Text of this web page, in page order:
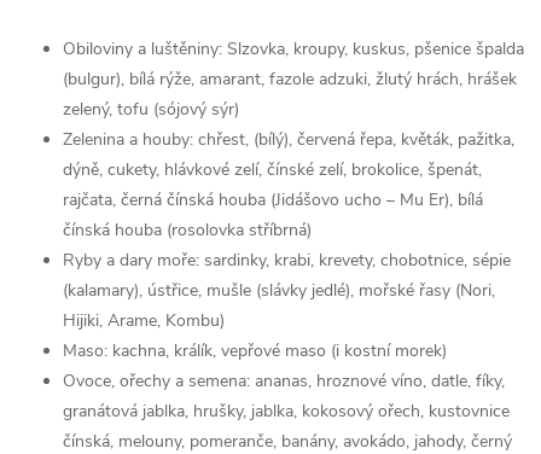
Obiloviny a luštěniny: Slzovka, kroupy, kuskus, pšenice špalda
(bulgur), bílá rýže, amarant, fazole adzuki, žlutý hrách, hrášek
zelený, tofu (sójový sýr)
Zelenina a houby: chřest, (bílý), červená řepa, květák, pažitka,
dýně, cukety, hlávkové zelí, čínské zelí, brokolice, špenát,
rajčata, černá čínská houba (Jidášovo ucho – Mu Er), bílá
čínská houba (rosolovka stříbrná)
Ryby a dary moře: sardinky, krabi, krevety, chobotnice, sépie
(kalamary), ústřice, mušle (slávky jedlé), mořské řasy (Nori,
Hijiki, Arame, Kombu)
Maso: kachna, králík, vepřové maso (i kostní morek)
Ovoce, ořechy a semena: ananas, hroznové víno, datle, fíky,
granátová jablka, hrušky, jablka, kokosový ořech, kustovnice
čínská, melouny, pomeranče, banány, avokádo, jahody, černý